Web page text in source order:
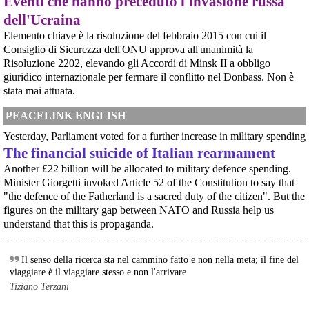
🌧#Bruxelles
Je m'organise au sein des commu
les #ProjetsAlternatifs et la création d #archive.
Je suis # artist #photographe. Je posterais quelques #photos
J'aimerais échanger des # memes , des #news
#politique, des réflexions, des projets en #autogestions
et
#autoEdition.
@pablitoeldrito - 3/12/2024 18:17
agenziax.it
• Compri 1 libro, te ne regaliamo 1
• Compri 3 libri, te ne regaliamo 2
• Compri 5 libri, te ne regaliamo 3
Promozione valida fino al 6 gennaio
#promo #cultura # radicale #controcultura #diy #punk #techno
#rave #anarchy #movimento
Italia, Regno Unito e Giappone, si apre una finestra di opportunità per il
movimento
[News] Armi nucleari ad Aviano, cosa ha deciso oggi il GIP
Il Giudice per le Indagini Preliminari del Tribunale di Pordenone ha deciso di
riservarsi sulla richiesta di opposizione all’archiviazione presentata da un
gruppo di cittadini e associazioni riguardo alla presenza di armi nucleari
statunitensi nella base USAF di Aviano. L’attesa decisi
[News] Parte in Finlandia la manifestazione contro il riarmo europeo
in Finlandia, oggi 14 giugno 2026, cittadini e organizzazioni pacifiste stanno
scendendo in piazza contro il riarmo, in collegamento con le proteste in
tutta Europa (Madrid, Bruxelles e altre città)
[News] Oggi in Spagna mobilitazione contro il riarmo, in questi minuti sta
per partire a Bruxelles la marcia pacifista europea di No Rearm Europe
Oggi in Spagna mobilitazione contro il riarmo e il militarismoSi è svolta
oggi, 14 giugno 2026, a Madrid la manifestazione indetta dall'Assemblea
Internazionalista di Madrid con il titolo "Contro il riarmo e la guerra
imperialista". I partecipanti si sono radunati in Plaza de Atoc
dell'Ucraina
Elemento chiave è la risoluzione del febbraio 2015 con cui il
Consiglio di Sicurezza dell'ONU approva all'unanimità la
Risoluzione 2202, elevando gli Accordi di Minsk II a obbligo
giuridico internazionale per fermare il conflitto nel Donbass. Non è
stata mai attuata.
PEACELINK ENGLISH
Yesterday, Parliament voted for a further increase in military spending
The financial suicide of Italian rearmament
Another £22 billion will be allocated to military defence spending.
Minister Giorgetti invoked Article 52 of the Constitution to say that
"the defence of the Fatherland is a sacred duty of the citizen". But the
figures on the military gap between NATO and Russia help us
understand that this is propaganda.
Il senso della ricerca sta nel cammino fatto e non nella meta; il fine del
viaggiare è il viaggiare stesso e non l'arrivare
Tiziano Terzani